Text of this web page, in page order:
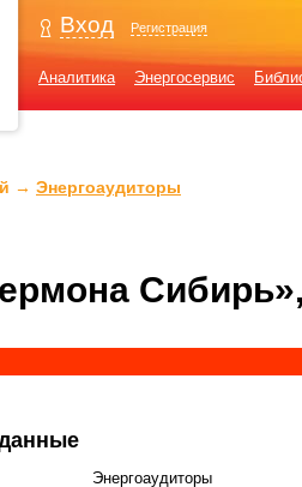
Вход Регистрация
Аналитика Энергосервис
→ Энергоаудиторы
Энергоаудиторы